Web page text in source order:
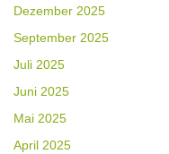
Dezember 2025
September 2025
Juli 2025
Juni 2025
Mai 2025
April 2025